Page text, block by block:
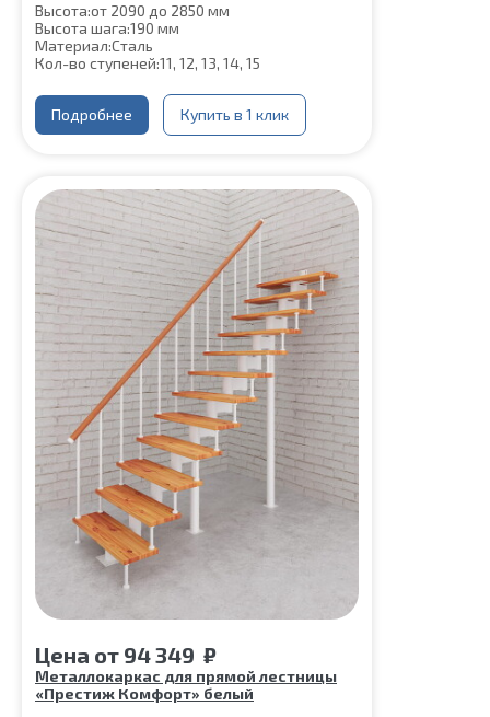
Высота:от 2090 до 2850 мм
Высота шага:190 мм
Материал:Сталь
Кол-во ступеней:11, 12, 13, 14, 15
Подробнее Купить в 1 клик
Цена от 94 349 ₽
Металлокаркас для прямой лестницы
«Престиж Комфорт» белый